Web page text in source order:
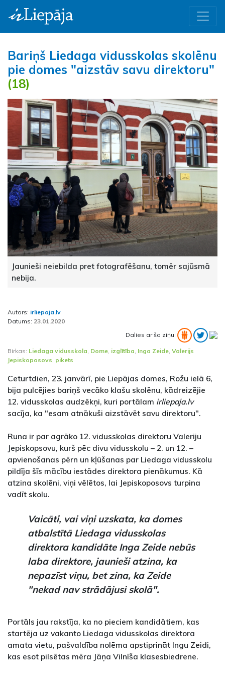
Bariņš Liedaga vidusskolas skolēnu
pie domes "aizstāv savu direktoru"
(18)
Jaunieši neiebilda pret fotografēšanu, tomēr sajūsmā
nebija.
Autors: irliepaja.lv
Datums: 23.01.2020
Dalies ar šo ziņu:
Birkas: Liedaga vidusskola Dome izglītība Inga Zeide Valerijs
Jepiskoposovs pikets
Ceturtdien, 23. janvārī, pie Liepājas domes, Rožu ielā 6,
bija pulcējies bariņš vecāko klašu skolēnu, kādreizējie
12. vidusskolas audzēkņi, kuri portālam irliepaja.lv
sacīja, ka "esam atnākuši aizstāvēt savu direktoru".
Runa ir par agrāko 12. vidusskolas direktoru Valeriju
Jepiskopsovu, kurš pēc divu vidusskolu – 2. un 12. –
apvienošanas pērn un kļūšanas par Liedaga vidusskolu
pildīja šīs mācību iestādes direktora pienākumus. Kā
atzina skolēni, viņi vēlētos, lai Jepiskoposovs turpina
vadīt skolu.
Vaicāti, vai viņi uzskata, ka domes
atbalstītā Liedaga vidusskolas
direktora kandidāte Inga Zeide nebūs
laba direktore, jaunieši atzina, ka
nepazīst viņu, bet zina, ka Zeide
"nekad nav strādājusi skolā".
Portāls jau rakstīja, ka no pieciem kandidātiem, kas
startēja uz vakanto Liedaga vidusskolas direktora
amata vietu, pašvaldība nolēma apstiprināt Ingu Zeidi,
kas esot pilsētas mēra Jāņa Vilnīša klasesbiedrene.